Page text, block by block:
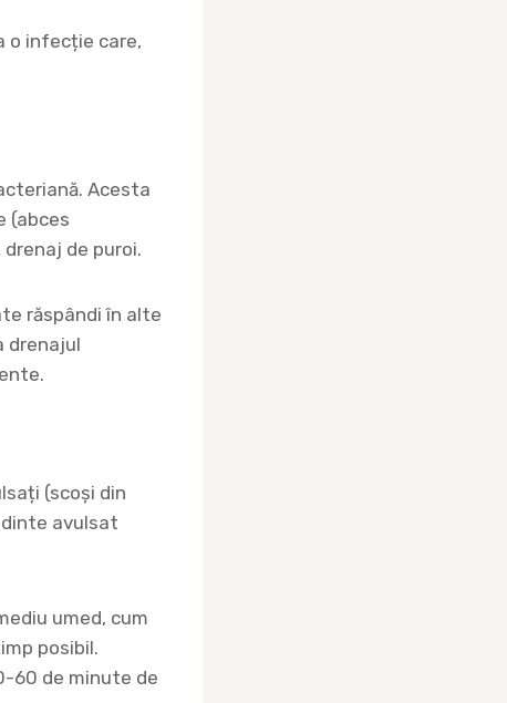
o infecție care,
Acesta
(abces
de puroi.
răspândi în alte
drenajul
(scoși din
avulsat
umed, cum
posibil.
60 de minute de